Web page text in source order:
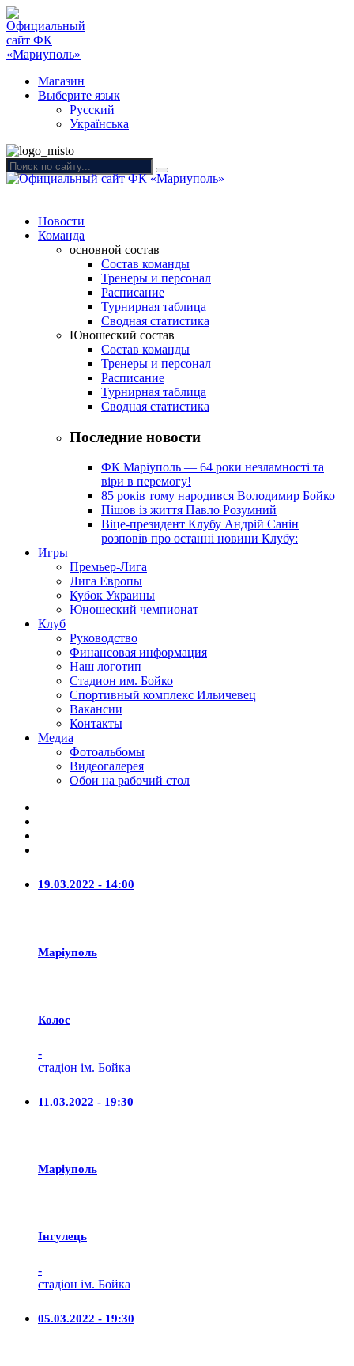
Магазин
Выберите язык
Русский
Українська
Новости
Команда
основной состав
Состав команды
Тренеры и персонал
Расписание
Турнирная таблица
Сводная статистика
Юношеский состав
Состав команды
Тренеры и персонал
Расписание
Турнирная таблица
Сводная статистика
Последние новости
ФК Маріуполь — 64 роки незламності та
віри в перемогу!
85 років тому народився Володимир Бойко
Пішов із життя Павло Розумний
Віце-президент Клубу Андрій Санін
розповів про останні новини Клубу:
Игры
Премьер-Лига
Лига Европы
Кубок Украины
Юношеский чемпионат
Клуб
Руководство
Финансовая информация
Наш логотип
Стадион им. Бойко
Спортивный комплекс Ильичевец
Вакансии
Контакты
Медиа
Фотоальбомы
Видеогалерея
Обои на рабочий стол
19.03.2022 - 14:00
Маріуполь
Колос
-
стадіон ім. Бойка
11.03.2022 - 19:30
Маріуполь
Iнгулець
-
стадіон ім. Бойка
05.03.2022 - 19:30